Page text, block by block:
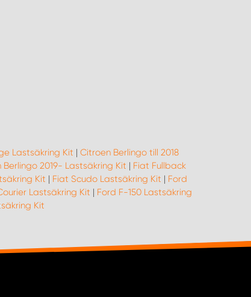
Lastsäkring Kit | Citroen Berlingo till 2018
Berlingo 2019- Lastsäkring Kit | Fiat Fullback
Kit | Fiat Scudo Lastsäkring Kit | Ford
Lastsäkring Kit | Ford F-150 Lastsäkring
Kit